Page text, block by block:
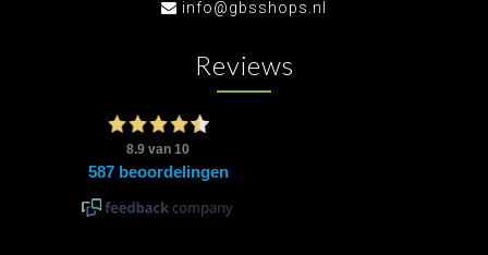
info@gbsshops.nl
Reviews